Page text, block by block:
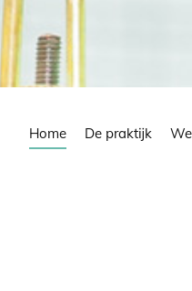
Home De praktijk